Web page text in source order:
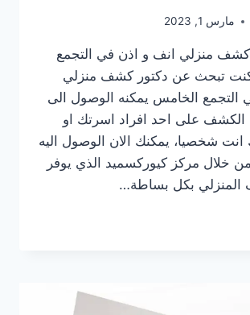
مارس 1, 2023
كشف منزلي انف و اذن في التجمع
كنت تبحث عن دكتور كشف منزلي
التجمع الخامس يمكنه الوصول الى
الكشف على احد افراد اسرتك او
شخصيا، يمكنك الان الوصول اليه
خلال مركز كيوركسميد الذي يوفر
بكل بساطة…